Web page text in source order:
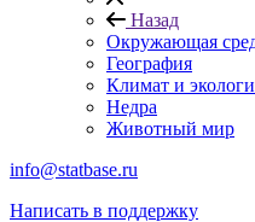
Назад
Окружающая
География
Климат и
Недра
Животный мир
info@statbase.ru
Написать в поддержку